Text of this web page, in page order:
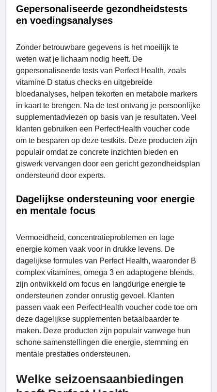
Gepersonaliseerde gezondheidstests
en voedingsanalyses
Zonder betrouwbare gegevens is het moeilijk te
weten wat je lichaam nodig heeft. De
gepersonaliseerde tests van Perfect Health, zoals
vitamine D status checks en uitgebreide
bloedanalyses, helpen tekorten en metabole markers
in kaart te brengen. Na de test ontvang je persoonlijke
supplementadviezen op basis van je resultaten. Veel
klanten gebruiken een PerfectHealth voucher code
om te besparen op deze testkits. Deze producten zijn
populair omdat ze concrete inzichten bieden en
giswerk vervangen door een gericht gezondheidsplan
ondersteund door experts.
Dagelijkse ondersteuning voor energie
en mentale focus
Vermoeidheid, concentratieproblemen en lage
energie komen vaak voor in drukke levens. De
dagelijkse formules van Perfect Health, waaronder B
complex vitamines, omega 3 en adaptogene blends,
zijn ontwikkeld om focus en langdurige energie te
ondersteunen zonder onrustig gevoel. Klanten
passen vaak een PerfectHealth voucher code toe om
deze dagelijkse supplementen betaalbaarder te
maken. Deze producten zijn populair vanwege hun
schone samenstellingen die energie, stemming en
mentale prestaties ondersteunen.
Welke seizoensaanbiedingen